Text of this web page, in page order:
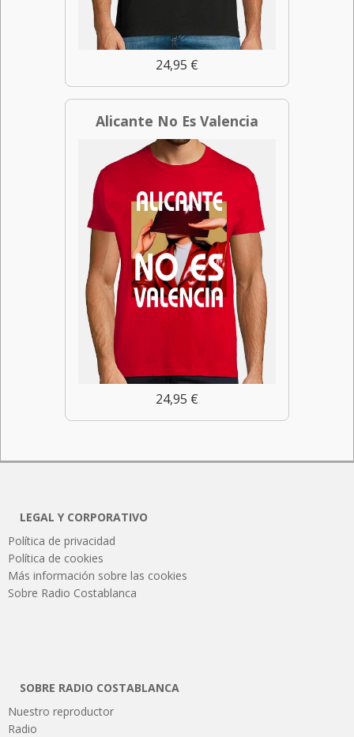
24,95 €
Alicante No Es Valencia
24,95 €
LEGAL Y CORPORATIVO
Política de privacidad
Política de cookies
Más información sobre las cookies
Sobre Radio Costablanca
SOBRE RADIO COSTABLANCA
Nuestro reproductor
Radio